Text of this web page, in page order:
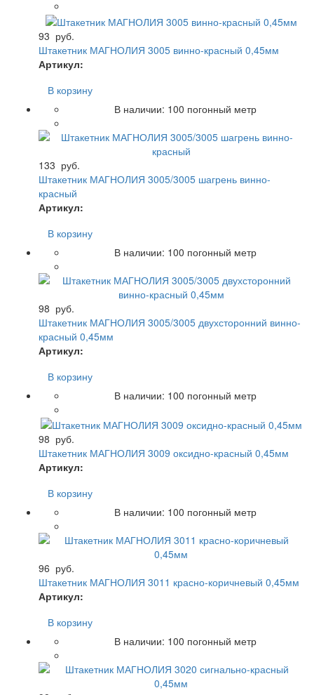
93 руб.
Штакетник МАГНОЛИЯ 3005 винно-красный 0,45мм
Артикул:
В корзину
В наличии: 100 погонный метр
133 руб.
Штакетник МАГНОЛИЯ 3005/3005 шагрень винно-
красный
Артикул:
В корзину
В наличии: 100 погонный метр
98 руб.
Штакетник МАГНОЛИЯ 3005/3005 двухсторонний винно-
красный 0,45мм
Артикул:
В корзину
В наличии: 100 погонный метр
98 руб.
Штакетник МАГНОЛИЯ 3009 оксидно-красный 0,45мм
Артикул:
В корзину
В наличии: 100 погонный метр
96 руб.
Штакетник МАГНОЛИЯ 3011 красно-коричневый 0,45мм
Артикул:
В корзину
В наличии: 100 погонный метр